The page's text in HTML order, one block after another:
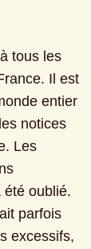
tous les
Il est
entier
notices
Les
été oublié.
parfois
excessifs,